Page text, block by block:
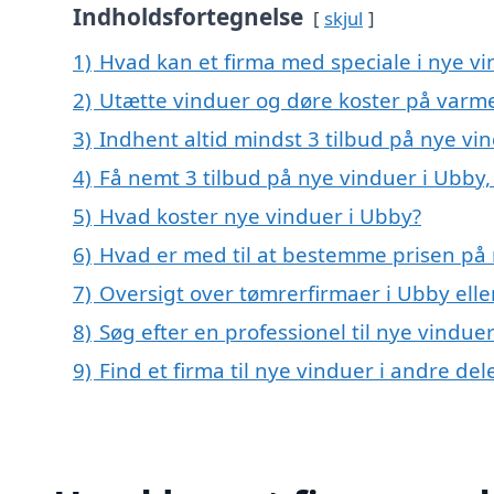
Indholdsfortegnelse skjul
1) Hvad kan et firma med speciale i nye
2) Utætte vinduer og døre koster på
3) Indhent altid mindst 3 tilbud på nye
4) Få nemt 3 tilbud på nye vinduer i
5) Hvad koster nye vinduer i Ubby?
6) Hvad er med til at bestemme prisen
7) Oversigt over tømrerfirmaer i Ubby
8) Søg efter en professionel til nye
9) Find et firma til nye vinduer i andre